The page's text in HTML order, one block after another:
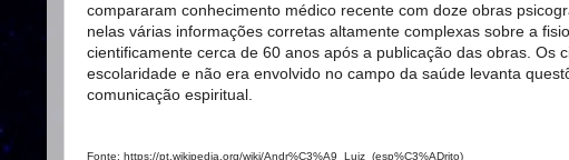
compararam conhecimento médico recente com doze obras
nelas várias informações corretas altamente complexas sobre a
cientificamente cerca de 60 anos após a publicação das obras.
escolaridade e não era envolvido no campo da saúde levanta
comunicação espiritual.
Fonte: https://pt.wikipedia.org/wiki/Andr%C3%A9_Luiz_(esp%C3%ADrito)